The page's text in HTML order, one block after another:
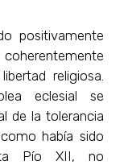
positivamente
religiosa.
eclesial se
de la tolerancia
había sido
Pío XII, no